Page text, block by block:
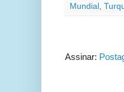
Mundial
Assinar: